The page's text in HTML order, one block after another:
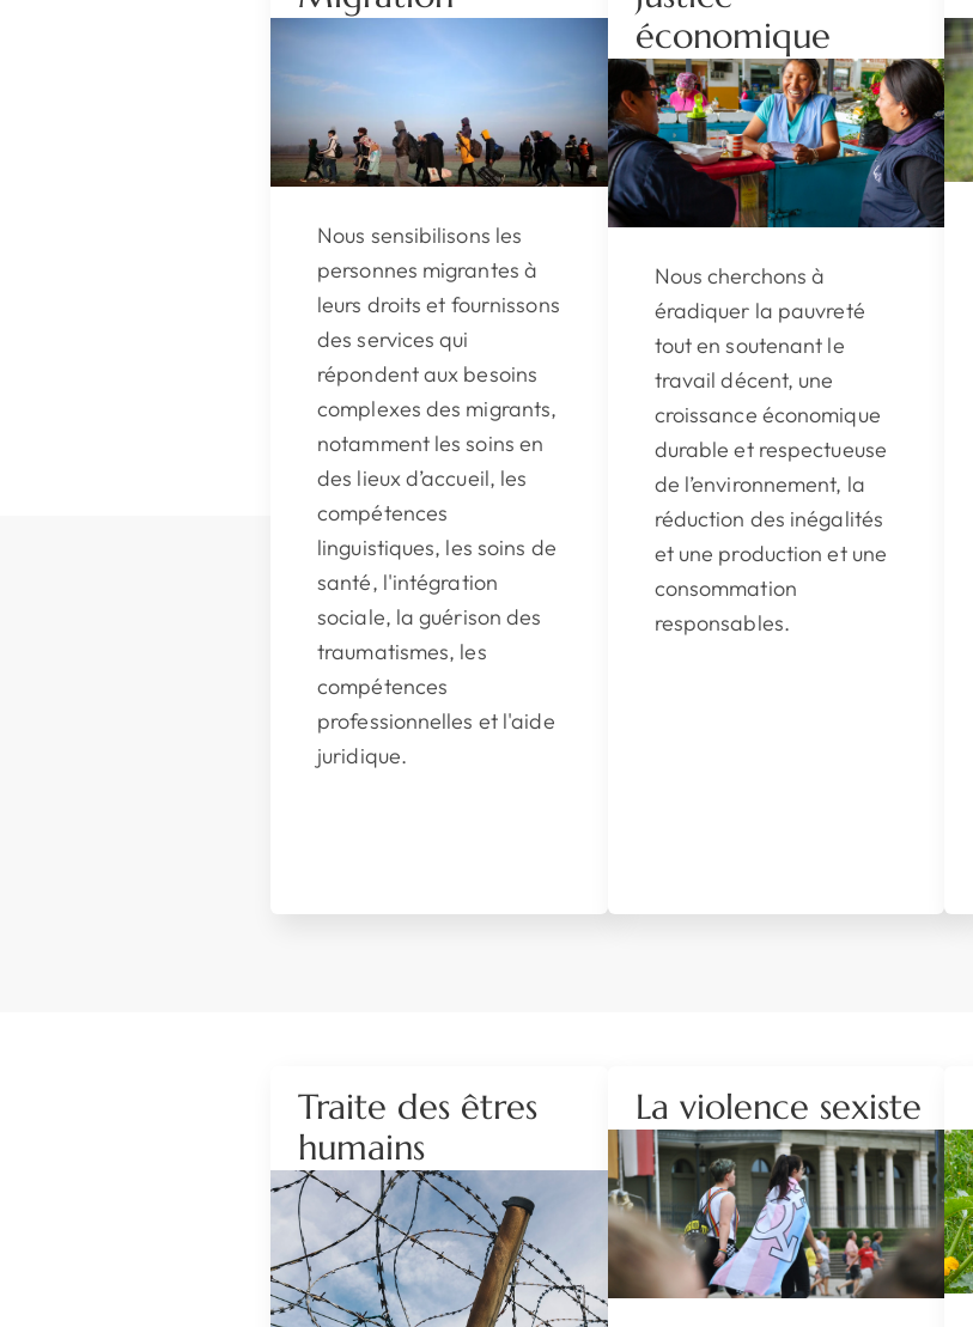
Nous sensibilisons les
personnes migrantes à
leurs droits et fournissons
des services qui
répondent aux besoins
complexes des migrants,
notamment les soins en
des lieux d’accueil, les
compétences
linguistiques, les soins de
santé, l'intégration
sociale, la guérison des
traumatismes, les
compétences
professionnelles et l'aide
juridique.
économique
Nous cherchons à
éradiquer la pauvreté
tout en soutenant le
travail décent, une
croissance économique
durable et respectueuse
de l’environnement, la
réduction des inégalités
et une production et une
consommation
responsables.
Traite des êtres
humains
La violence sexiste